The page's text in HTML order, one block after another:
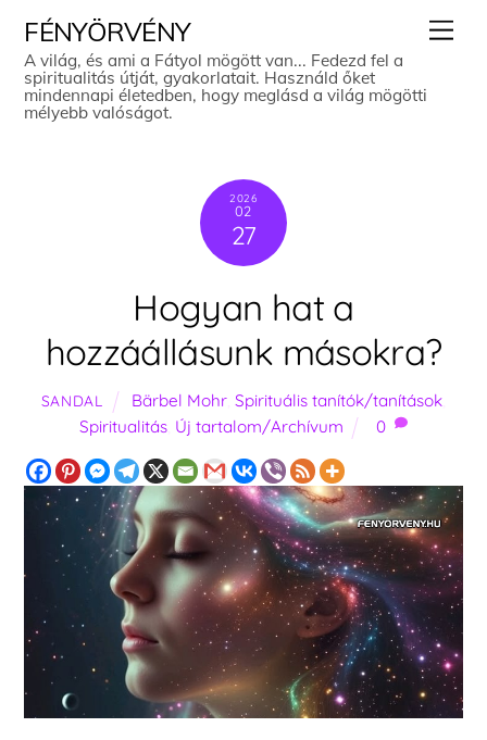
content
FÉNYÖRVÉNY
A világ, és ami a Fátyol mögött van... Fedezd fel a
spiritualitás útját, gyakorlatait. Használd őket
mindennapi életedben, hogy meglásd a világ mögötti
mélyebb valóságot.
2026
02
27
Hogyan hat a
hozzáállásunk másokra?
SANDAL Bärbel Mohr ,Spirituális tanítók/tanítások
Spiritualitás, Új tartalom/Archívum 0